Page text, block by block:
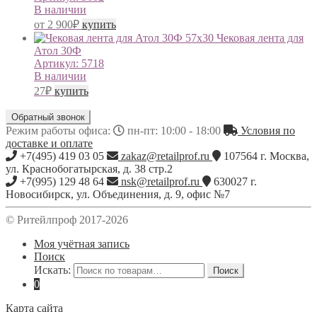
В наличии
от 2 900₽ купить
Чековая лента для
Атол 30Ф
Артикул: 5718
В наличии
27₽ купить
Обратный звонок
Режим работы офиса: пн-пт: 10:00 - 18:00
Условия по
доставке и оплате
+7(495) 419 03 05
zakaz@retailprof.ru 107564 г. Москва,
ул. Краснобогатырская, д. 38 стр.2
+7(995) 129 48 64
nsk@retailprof.ru 630027 г.
Новосибирск, ул. Объединения, д. 9, офис №7
© Ритейлпроф 2017-2026
Моя учётная запись
Поиск
Искать:
Поиск
0
Карта сайта